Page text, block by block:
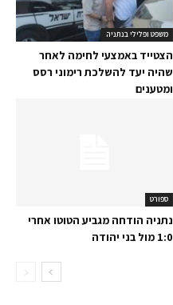
משפט ופלילי בנתניה
הצטייד באמצעי לחימה לאחר
שהיה יעד להשלכת רימוני רסס
ומטענים
ספורט
נתניה הודחה מגביע הטוטו אחרי
1:0 מול בני יהודה